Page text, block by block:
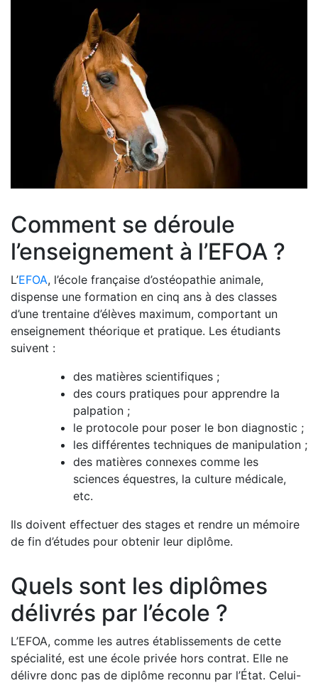
Comment se déroule
l’enseignement à l’EFOA ?
L’EFOA, l’école française d’ostéopathie animale,
dispense une formation en cinq ans à des classes
d’une trentaine d’élèves maximum, comportant un
enseignement théorique et pratique. Les étudiants
suivent :
des matières scientifiques ;
des cours pratiques pour apprendre la
palpation ;
le protocole pour poser le bon diagnostic ;
les différentes techniques de manipulation ;
des matières connexes comme les
sciences équestres, la culture médicale,
etc.
Ils doivent effectuer des stages et rendre un mémoire
de fin d’études pour obtenir leur diplôme.
Quels sont les diplômes
délivrés par l’école ?
L’EFOA, comme les autres établissements de cette
spécialité, est une école privée hors contrat. Elle ne
délivre donc pas de diplôme reconnu par l’État. Celui-